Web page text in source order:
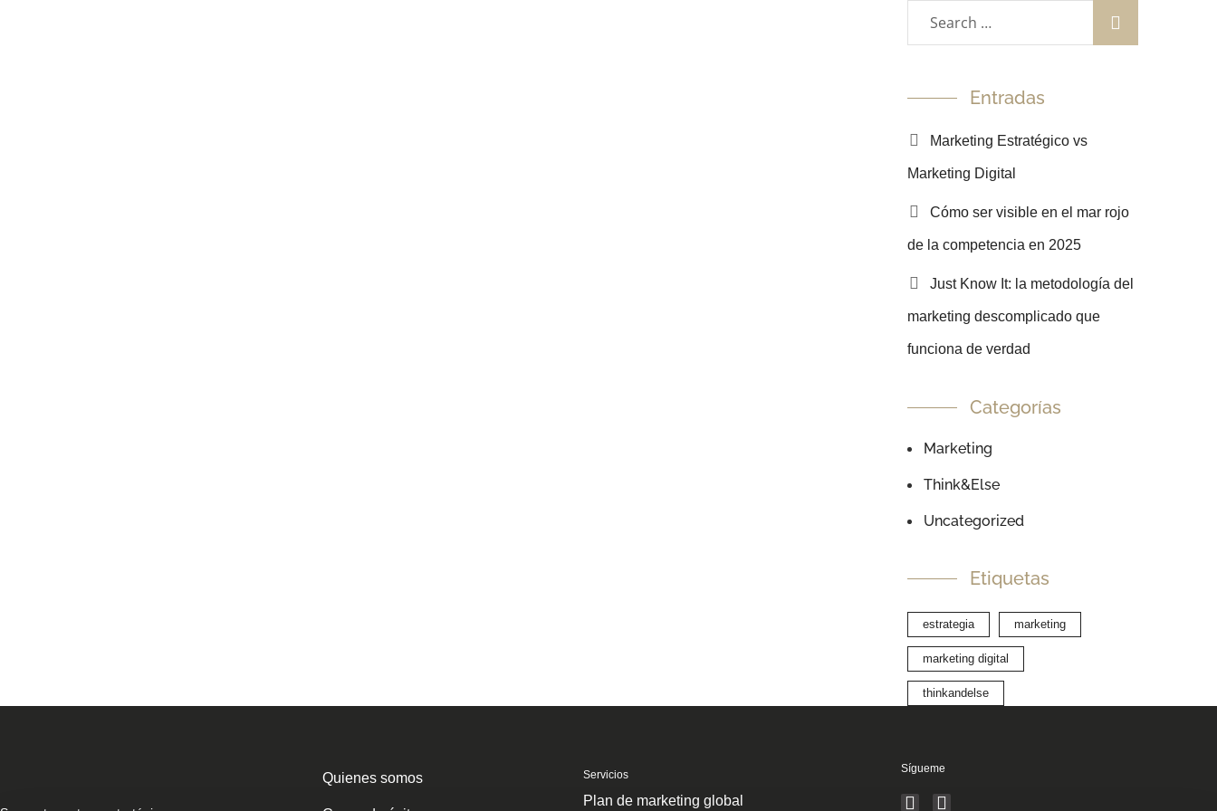
Entradas
Marketing Estratégico vs
Marketing Digital
Cómo ser visible en el mar rojo
de la competencia en 2025
Just Know It: la metodología del
marketing descomplicado que
funciona de verdad
Categorías
Marketing
Think&Else
Uncategorized
Etiquetas
estrategia marketing
marketing digital
thinkandelse
Quienes somos Servicios
Plan de marketing global
Sígueme